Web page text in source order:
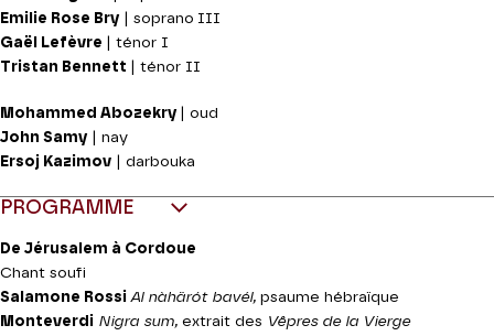
Emilie Rose Bry | soprano III
Gaël Lefèvre
| ténor I
Tristan Bennett
| ténor II
Mohammed Abozekry
| oud
John Samy | nay
Ersoj Kazimov | darbouka
PROGRAMME
De Jérusalem à Cordoue
Chant soufi
Salamone Rossi Al nàhärót bavél, psaume hébraïque
Monteverdi Nigra sum, extrait des Vêpres de la Vierge